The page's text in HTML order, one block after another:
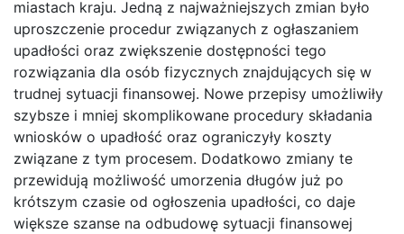
miastach kraju. Jedną z najważniejszych zmian było
uproszczenie procedur związanych z ogłaszaniem
upadłości oraz zwiększenie dostępności tego
rozwiązania dla osób fizycznych znajdujących się w
trudnej sytuacji finansowej. Nowe przepisy umożliwiły
szybsze i mniej skomplikowane procedury składania
wniosków o upadłość oraz ograniczyły koszty
związane z tym procesem. Dodatkowo zmiany te
przewidują możliwość umorzenia długów już po
krótszym czasie od ogłoszenia upadłości, co daje
większe szanse na odbudowę sytuacji finansowej